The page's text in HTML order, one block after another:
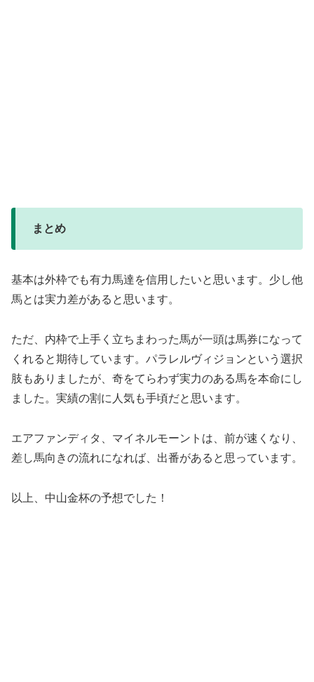
まとめ
基本は外枠でも有力馬達を信用したいと思います。少し他
馬とは実力差があると思います。
ただ、内枠で上手く立ちまわった馬が一頭は馬券になって
くれると期待しています。パラレルヴィジョンという選択
肢もありましたが、奇をてらわず実力のある馬を本命にし
ました。実績の割に人気も手頃だと思います。
エアファンディタ、マイネルモーントは、前が速くなり、
差し馬向きの流れになれば、出番があると思っています。
以上、中山金杯の予想でした！